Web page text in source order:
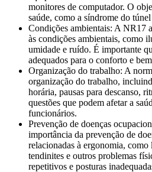
monitores de computador. O
saúde, como a síndrome do
Condições ambientais: A NR17
às condições ambientais, como
umidade e ruído. É importante
adequados para o conforto e
Organização do trabalho: A
organização do trabalho,
horária, pausas para descanso,
questões que podem afetar a
funcionários.
Prevenção de doenças
importância da prevenção de
relacionadas à ergonomia, como
tendinites e outros problemas
repetitivos e posturas